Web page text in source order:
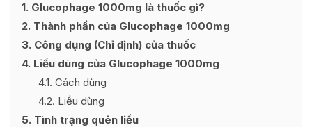
1 Glucophage 1000mg là thuốc gì?
2 Thành phần của Glucophage 1000mg
3 Công dụng (Chỉ định) của thuốc
4 Liều dùng của Glucophage 1000mg
4.1 Cách dùng
4.2 Liều dùng
5 Tình trạng quên liều